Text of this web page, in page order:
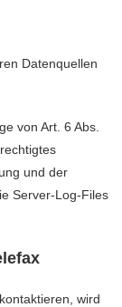
Datenquellen
von Art. 6 Abs.
und der
Server-Log-Files
wird